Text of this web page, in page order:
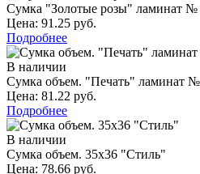
Сумка "Золотые розы" ламинат №
Цена: 91.25 руб.
Подробнее
В наличии
Сумка объем. "Печать" ламинат
Цена: 81.22 руб.
Подробнее
В наличии
Сумка объем. 35х36 "Стиль"
Цена: 78.66 руб.